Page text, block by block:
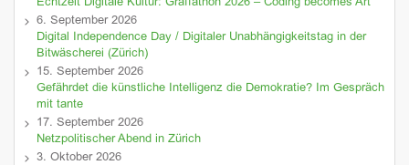
Echtzeit Digitale Kultur: Graffathon 2026 – Coding becomes Art
6. September 2026
Digital Independence Day / Digitaler Unabhängigkeitstag in der
Bitwäscherei (Zürich)
15. September 2026
Gefährdet die künstliche Intelligenz die Demokratie? Im Gespräch
mit tante
17. September 2026
Netzpolitischer Abend in Zürich
3. Oktober 2026